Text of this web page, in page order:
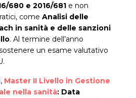
680 e 2016/681 e non
come Analisi delle
in sanità e delle sanzioni
. Al termine dell’anno
un esame valutativo
Master II Livello in Gestione
nella sanità: Data